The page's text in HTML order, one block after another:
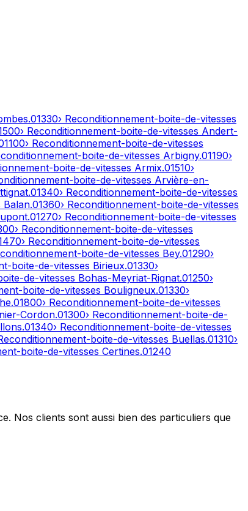
.01330› Reconditionnement-boite-de-vitesses
› Reconditionnement-boite-de-vitesses Andert-
› Reconditionnement-boite-de-vitesses
boite-de-vitesses Arbigny.01190›
boite-de-vitesses Armix.01510›
boite-de-vitesses Arvière-en-
.01340› Reconditionnement-boite-de-vitesses
Balan.01360› Reconditionnement-boite-de-vitesses
.01270› Reconditionnement-boite-de-vitesses
› Reconditionnement-boite-de-vitesses
› Reconditionnement-boite-de-vitesses
boite-de-vitesses Bey.01290›
boite-de-vitesses Birieux.01330›
de-vitesses Bohas-Meyriat-Rignat.01250›
boite-de-vitesses Bouligneux.01330›
.01800› Reconditionnement-boite-de-vitesses
Cordon.01300› Reconditionnement-boite-de-
.01340› Reconditionnement-boite-de-vitesses
boite-de-vitesses Buellas.01310›
boite-de-vitesses Certines.01240
Nos clients sont aussi bien des particuliers que